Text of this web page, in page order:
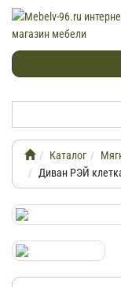
КАТАЛОГ
НОВИНКИ
ИНФОРМАЦИЯ
ДОСТАВКА
КАБИНЕТ
Каталог
Диван РЭЙ